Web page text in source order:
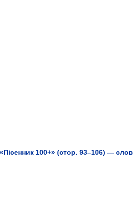
100+» (стор. 93–106) —